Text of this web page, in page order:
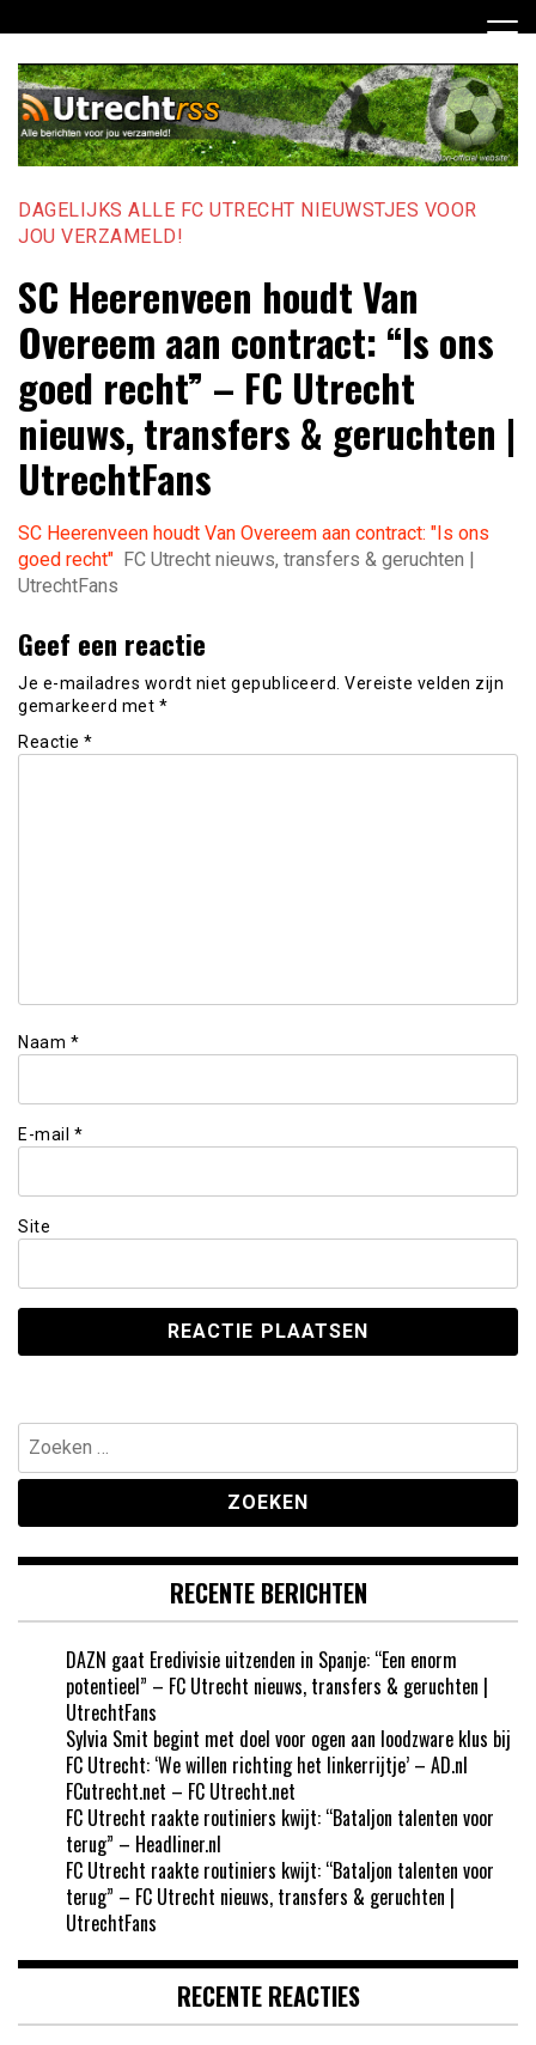
naar
inhoud
DAGELIJKS ALLE FC UTRECHT NIEUWSTJES VOOR
JOU VERZAMELD!
SC Heerenveen houdt Van
Overeem aan contract: “Is ons
goed recht” – FC Utrecht
nieuws, transfers & geruchten |
UtrechtFans
SC Heerenveen houdt Van Overeem aan contract: "Is ons
goed recht" FC Utrecht nieuws, transfers & geruchten |
UtrechtFans
Geef een reactie
Je e-mailadres wordt niet gepubliceerd. Vereiste velden zijn
gemarkeerd met *
Reactie *
Naam *
E-mail *
Site
Zoeken
naar:
RECENTE BERICHTEN
DAZN gaat Eredivisie uitzenden in Spanje: “Een enorm
potentieel” – FC Utrecht nieuws, transfers & geruchten |
UtrechtFans
Sylvia Smit begint met doel voor ogen aan loodzware klus bij
FC Utrecht: ‘We willen richting het linkerrijtje’ – AD.nl
FCutrecht.net – FC Utrecht.net
FC Utrecht raakte routiniers kwijt: “Bataljon talenten voor
terug” – Headliner.nl
FC Utrecht raakte routiniers kwijt: “Bataljon talenten voor
terug” – FC Utrecht nieuws, transfers & geruchten |
UtrechtFans
RECENTE REACTIES